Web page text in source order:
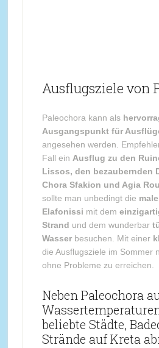
Ausflugsziele von
Paleochora kann als
Ausgangspunkt für
angesehen werden.
Fall ein Ausflug zu den
Lissos, den bezaubernden
Chora Sfakion und Agia
sollte man unbedingt die
Elafonissi mit dem
Strand und dem wunderbar
Wasserbesuchen. Mit einer
die Ausflugsziele im Sommer
ohne Probleme zu erreichen.
Neben Paleochora
beliebte Städte,
Strände auf Kreta